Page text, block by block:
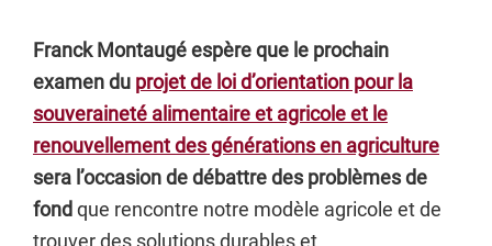
Franck Montaugé espère que le prochain
examen du projet de loi d’orientation pour la
souveraineté alimentaire et agricole et le
renouvellement des générations en agriculture
sera l’occasion de débattredes problèmesde
fond que rencontre notre modèle agricole et de
trouver des solutions durables et